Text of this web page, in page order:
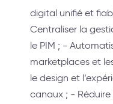
digital unifié et
Centraliser la
le PIM ; -
marketplaces et
le design et
canaux ; -